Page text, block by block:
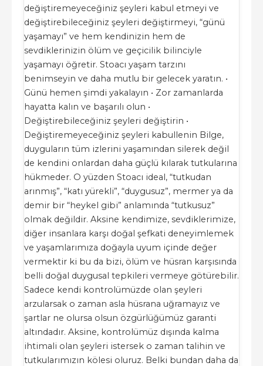
değiştiremeyeceğiniz şeyleri kabul etmeyi ve
değiştirebileceğiniz şeyleri değiştirmeyi, “günü
yaşamayı” ve hem kendinizin hem de
sevdiklerinizin ölüm ve geçicilik bilinciyle
yaşamayı öğretir. Stoacı yaşam tarzını
benimseyin ve daha mutlu bir gelecek yaratın. •
Günü hemen şimdi yakalayın • Zor zamanlarda
hayatta kalın ve başarılı olun •
Değiştirebileceğiniz şeyleri değiştirin •
Değiştiremeyeceğiniz şeyleri kabullenin Bilge,
duyguların tüm izlerini yaşamından silerek değil
de kendini onlardan daha güçlü kılarak tutkularına
hükmeder. O yüzden Stoacı ideal, “tutkudan
arınmış”, “katı yürekli”, “duygusuz”, mermer ya da
demir bir “heykel gibi” anlamında “tutkusuz”
olmak değildir. Aksine kendimize, sevdiklerimize,
diğer insanlara karşı doğal şefkati deneyimlemek
ve yaşamlarımıza doğayla uyum içinde değer
vermektir ki bu da bizi, ölüm ve hüsran karşısında
belli doğal duygusal tepkileri vermeye götürebilir.
Sadece kendi kontrolümüzde olan şeyleri
arzularsak o zaman asla hüsrana uğramayız ve
şartlar ne olursa olsun özgürlüğümüz garanti
altındadır. Aksine, kontrolümüz dışında kalma
ihtimali olan şeyleri istersek o zaman talihin ve
tutkularımızın kölesi oluruz. Belki bundan daha da